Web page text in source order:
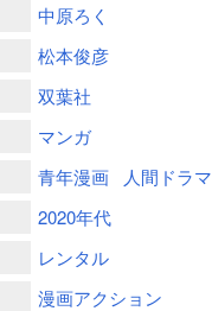
中原ろく
松本俊彦
双葉社
マンガ
青年漫画 人間ドラマ
2020年代
レンタル
漫画アクション